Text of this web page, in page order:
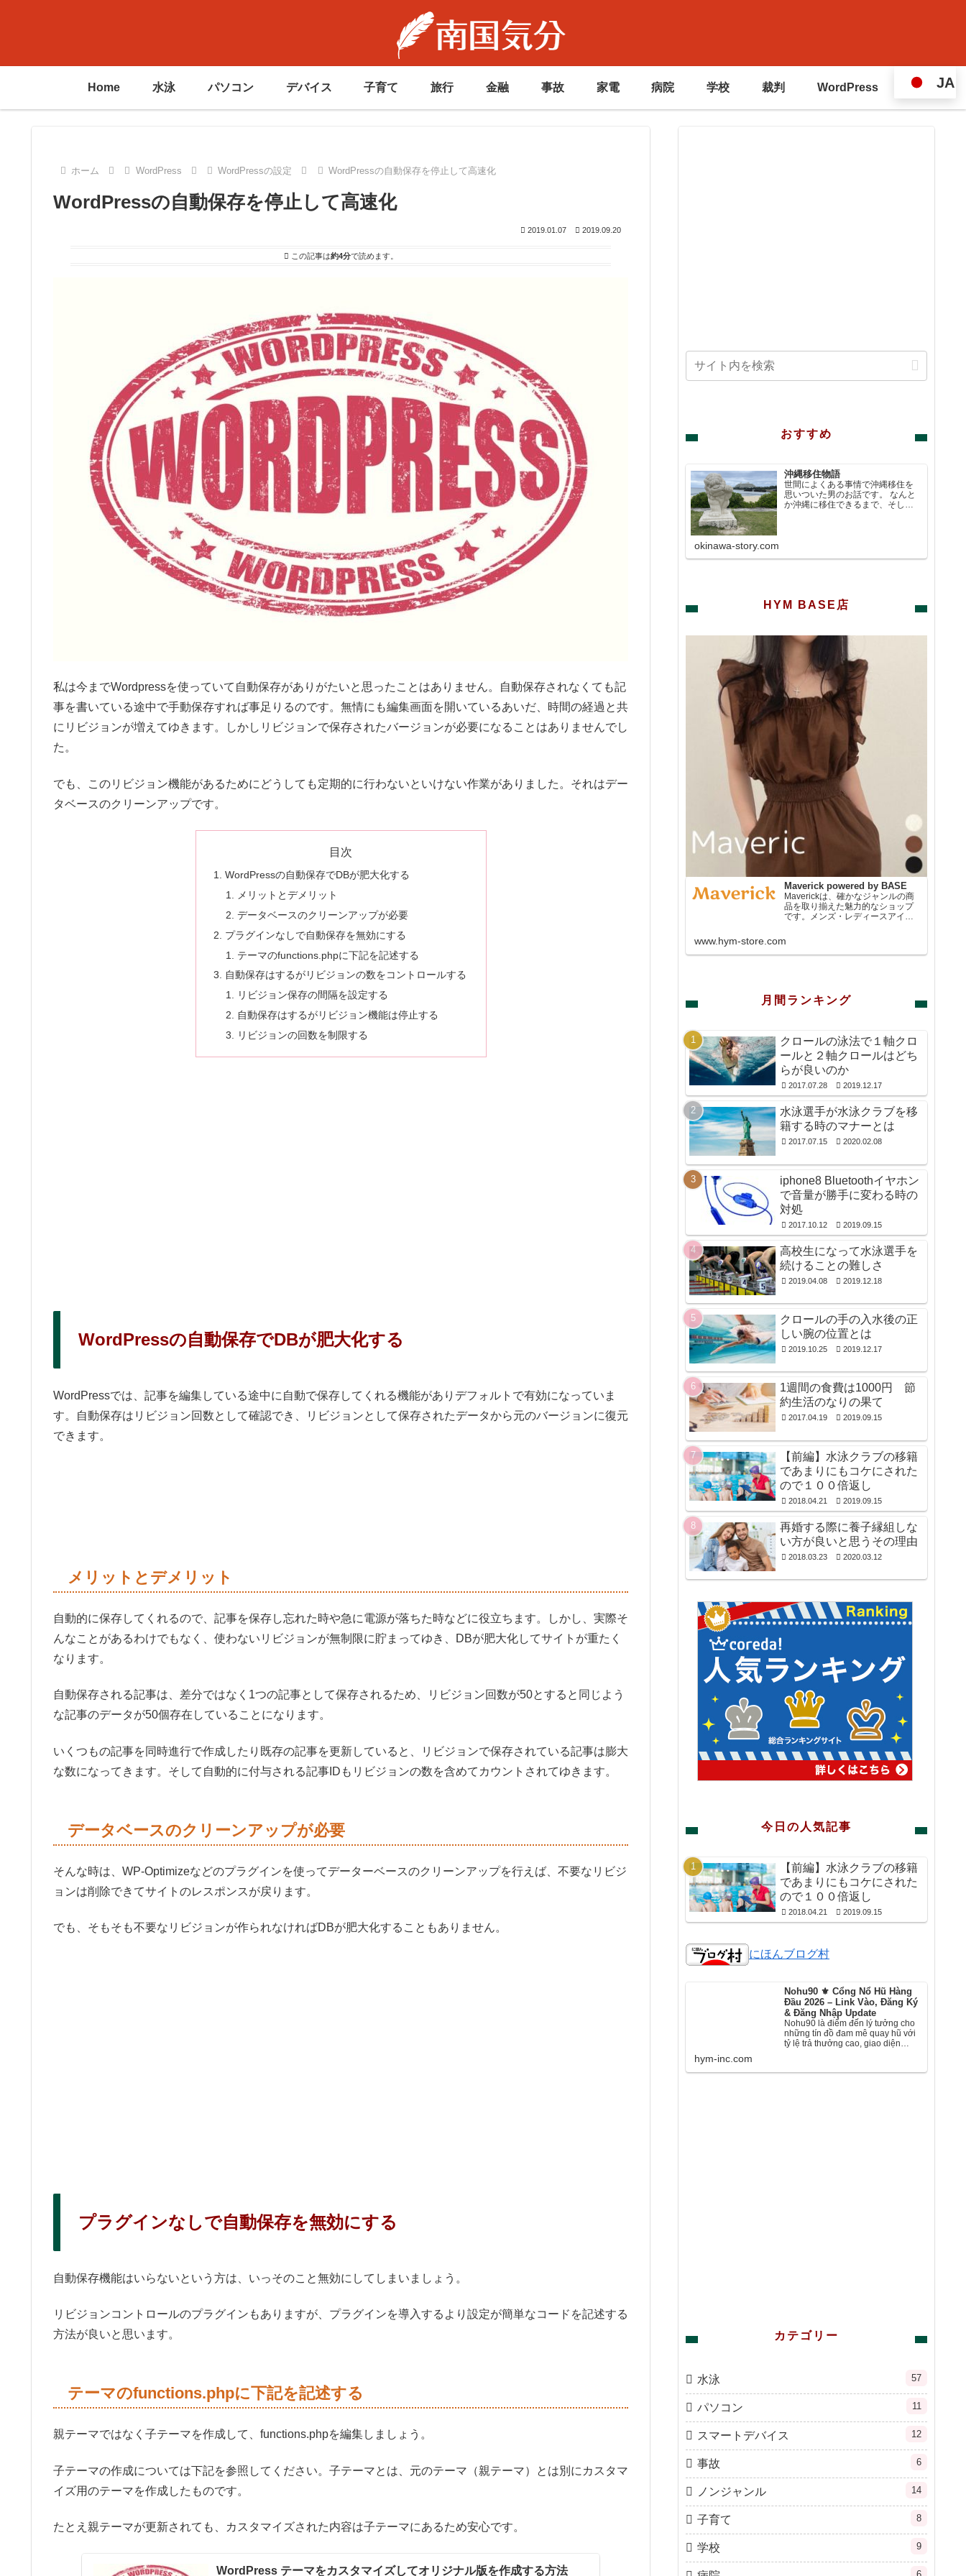
Home 水泳 パソコン デバイス 子育て 旅行 金融 事故 家電 病院 学校 裁判 WordPress JA
ホーム WordPress WordPressの設定 WordPressの自動保存を停止して高速化
WordPressの自動保存を停止して高速化
2019.01.07 2019.09.20
この記事は約4分で読めます。
私は今までWordpressを使っていて自動保存がありがたいと思ったことはありません。自動保存されなくても記
事を書いている途中で手動保存すれば事足りるのです。無情にも編集画面を開いているあいだ、時間の経過と共
にリビジョンが増えてゆきます。しかしリビジョンで保存されたバージョンが必要になることはありませんでし
た。
でも、このリビジョン機能があるためにどうしても定期的に行わないといけない作業がありました。それはデー
タベースのクリーンアップです。
目次
WordPressの自動保存でDBが肥大化する
メリットとデメリット
データベースのクリーンアップが必要
プラグインなしで自動保存を無効にする
テーマのfunctions.phpに下記を記述する
自動保存はするがリビジョンの数をコントロールする
リビジョン保存の間隔を設定する
自動保存はするがリビジョン機能は停止する
リビジョンの回数を制限する
WordPressの自動保存でDBが肥大化する
WordPressでは、記事を編集している途中に自動で保存してくれる機能がありデフォルトで有効になっていま
す。自動保存はリビジョン回数として確認でき、リビジョンとして保存されたデータから元のバージョンに復元
できます。
メリットとデメリット
自動的に保存してくれるので、記事を保存し忘れた時や急に電源が落ちた時などに役立ちます。しかし、実際そ
んなことがあるわけでもなく、使わないリビジョンが無制限に貯まってゆき、DBが肥大化してサイトが重たく
なります。
自動保存される記事は、差分ではなく1つの記事として保存されるため、リビジョン回数が50とすると同じよう
な記事のデータが50個存在していることになります。
いくつもの記事を同時進行で作成したり既存の記事を更新していると、リビジョンで保存されている記事は膨大
な数になってきます。そして自動的に付与される記事IDもリビジョンの数を含めてカウントされてゆきます。
データベースのクリーンアップが必要
そんな時は、WP-Optimizeなどのプラグインを使ってデーターベースのクリーンアップを行えば、不要なリビジ
ョンは削除できてサイトのレスポンスが戻ります。
でも、そもそも不要なリビジョンが作られなければDBが肥大化することもありません。
プラグインなしで自動保存を無効にする
自動保存機能はいらないという方は、いっそのこと無効にしてしまいましょう。
リビジョンコントロールのプラグインもありますが、プラグインを導入するより設定が簡単なコードを記述する
方法が良いと思います。
テーマのfunctions.phpに下記を記述する
親テーマではなく子テーマを作成して、functions.phpを編集しましょう。
子テーマの作成については下記を参照してください。子テーマとは、元のテーマ（親テーマ）とは別にカスタマ
イズ用のテーマを作成したものです。
たとえ親テーマが更新されても、カスタマイズされた内容は子テーマにあるため安心です。
WordPress テーマをカスタマイズしてオリジナル版を作成する方法
おすすめ
沖縄移住物語
世間によくある事情で沖縄移住を
思いついた男のお話です。 なんと
か沖縄に移住できるまで、そして
okinawa-story.com
HYM BASE店
Maverick powered by BASE
Maverickは、確かなジャンルの商
品を取り揃えた魅力的なショップ
です。メンズ・レディースアイテ
しており、お客様のライフスタイ
ルに合わせたお買い物ができま
www.hym-store.com
月間ランキング
クロールの泳法で１軸クロ
ールと２軸クロールはどち
らが良いのか
2017.07.28 2019.12.17
水泳選手が水泳クラブを移
籍する時のマナーとは
2017.07.15 2020.02.08
iphone8 Bluetoothイヤホン
で音量が勝手に変わる時の
対処
2017.10.12 2019.09.15
高校生になって水泳選手を
続けることの難しさ
2019.04.08 2019.12.18
クロールの手の入水後の正
しい腕の位置とは
2019.10.25 2019.12.17
1週間の食費は1000円 節
約生活のなりの果て
2017.04.19 2019.09.15
【前編】水泳クラブの移籍
であまりにもコケにされた
ので１００倍返し
2018.04.21 2019.09.15
再婚する際に養子縁組しな
い方が良いと思うその理由
2018.03.23 2020.03.12
今日の人気記事
【前編】水泳クラブの移籍
であまりにもコケにされた
ので１００倍返し
2018.04.21 2019.09.15
にほんブログ村
Nohu90 ⚜️ Cổng Nổ Hũ Hàng
Đầu 2026 – Link Vào, Đăng Ký
& Đăng Nhập Update
Nohu90 là điểm đến lý tưởng cho
những tín đồ đam mê quay hũ với
tỷ lệ trả thưởng cao, giao diện
hym-inc.com
カテゴリー
水泳 57
パソコン 11
スマートデバイス 12
事故 6
ノンジャンル 14
子育て 8
学校 9